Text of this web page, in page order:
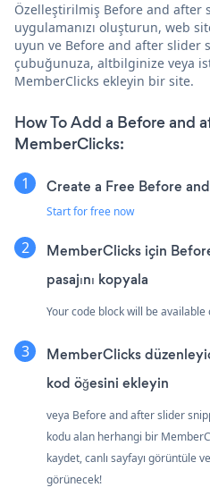
Özelleştirilmiş Before and after
uygulamanızı oluşturun, web
uyun ve Before and after slider
çubuğunuza, altbilginize veya
MemberClicks ekleyin bir site.
How To Add a Before and
MemberClicks:
Create a Free Before
Start for free now
MemberClicks için
pasajını kopyala
Your code block will be
MemberClicks
kod öğesini ekleyin
veya Before and after slider
kodu alan herhangi bir
kaydet, canlı sayfayı görüntüle
görünecek!